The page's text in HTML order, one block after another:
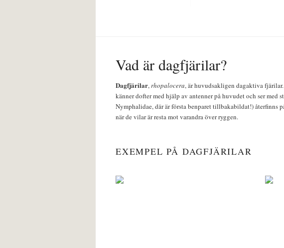
Vad är dagfjärilar?
Dagfjärilar,rhopalocera, är huvudsakligen dagaktiva
känner dofter med hjälp av antenner på huvudet och ser med
Nymphalidae, där är första benparet tillbakabildat!) återfinns
när de vilar är resta mot varandra över ryggen.
EXEMPEL PÅ DAGFJÄRILAR